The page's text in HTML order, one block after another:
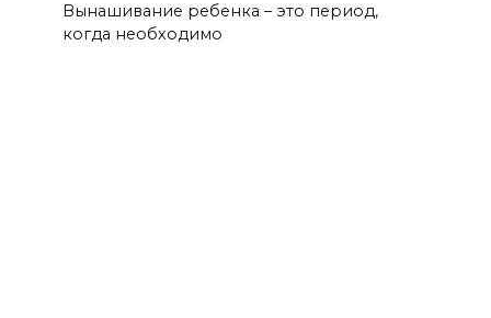
Вынашивание ребенка – это период,
когда необходимо